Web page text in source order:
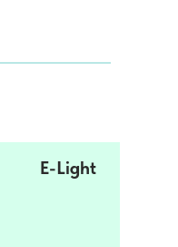
E-Light